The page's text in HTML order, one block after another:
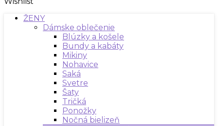
ŽENY
Dámske oblečenie
Blúzky a košele
Bundy a kabáty
Mikiny
Nohavice
Saká
Svetre
Šaty
Tričká
Ponožky
Nočná bielizeň